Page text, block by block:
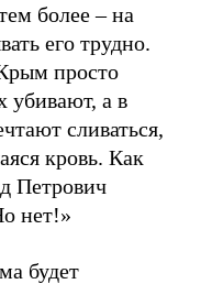
более – на
его трудно.
просто
убивают, а в
сливаться,
кровь. Как
Петрович
нет!»
будет